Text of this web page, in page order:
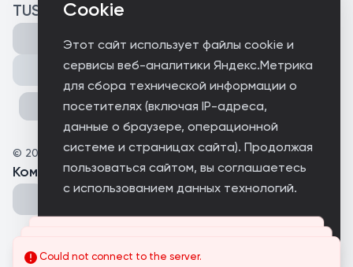
Cookie
Этот сайт использует файлы cookie и
сервисы веб-аналитики Яндекс.Метрика
для сбора технической информации о
посетителях (включая IP-адреса,
данные о браузере, операционной
системе и страницах сайта). Продолжая
пользоваться сайтом, вы соглашаетесь
с использованием данных технологий.
TUSHKAN
Поделиться
© 2026 raveon.net
Комментарии(0 )